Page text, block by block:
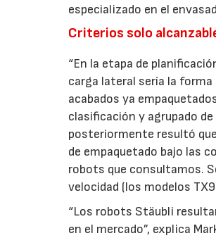
especializado en el
Criterios solo
“En la etapa de
carga lateral sería la
acabados ya
clasificación y agrupado
posteriormente resultó
de empaquetado bajo las
robots que consultamos.
velocidad (los modelos
“Los robots Stäubli
en el mercado”, explica